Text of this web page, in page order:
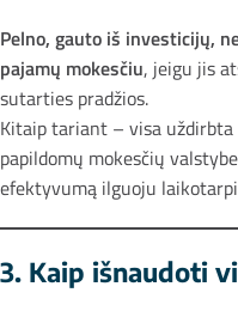
Pelno, gauto iš investicijų,
pajamų mokesčiu, jeigu jis
sutarties pradžios.
Kitaip tariant – visa
papildomų mokesčių
efektyvumą ilguoju
3. Kaip išnaudoti